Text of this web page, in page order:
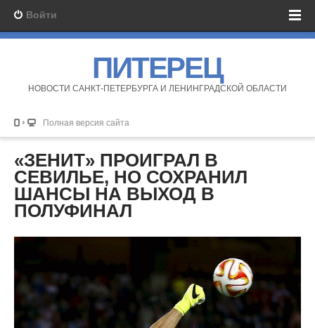
Войти
ПИТЕРЕЦ
НОВОСТИ САНКТ-ПЕТЕРБУРГА И ЛЕНИНГРАДСКОЙ ОБЛАСТИ
Полная версия сайта
«ЗЕНИТ» ПРОИГРАЛ В
СЕВИЛЬЕ, НО СОХРАНИЛ
ШАНСЫ НА ВЫХОД В
ПОЛУФИНАЛ